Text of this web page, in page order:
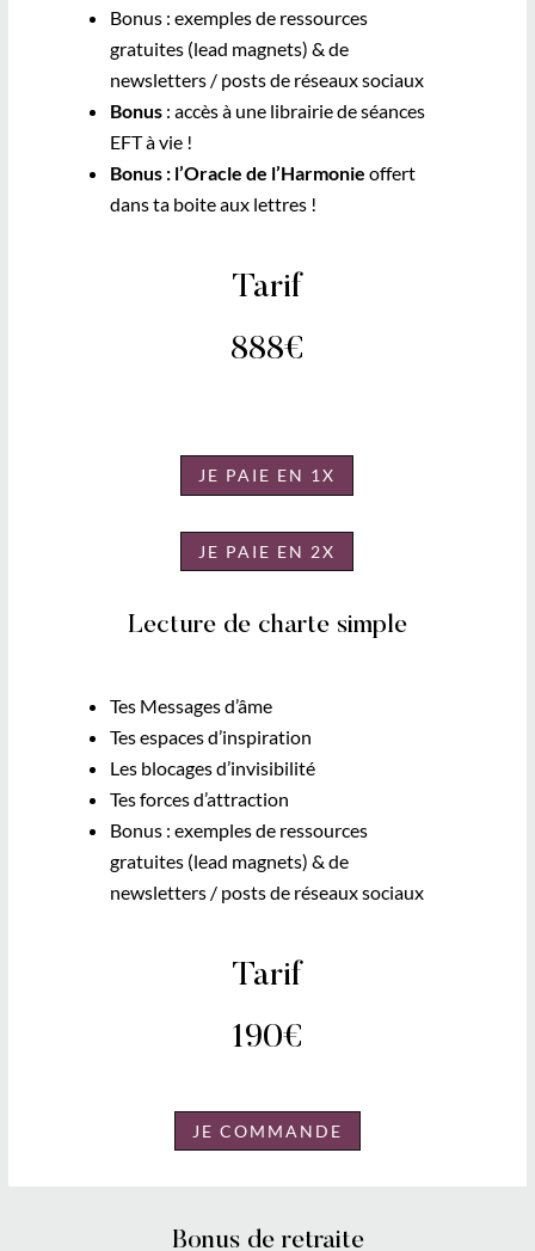
Bonus : exemples de ressources
gratuites (lead magnets) & de
newsletters / posts de réseaux sociaux
Bonus: accès à une librairie de séances
EFT à vie !
Bonus : l’Oracle de l’Harmonie offert
dans ta boite aux lettres !
Tarif
888€
JE PAIE EN 1X
JE PAIE EN 2X
Lecture de charte simple
Tes Messages d’âme
Tes espaces d’inspiration
Les blocages d’invisibilité
Tes forces d’attraction
Bonus : exemples de ressources
gratuites (lead magnets) & de
newsletters / posts de réseaux sociaux
Tarif
190€
JE COMMANDE
Bonus de retraite